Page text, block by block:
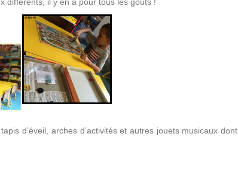
d’éveil, arches d’activités et autres jouets musicaux dont